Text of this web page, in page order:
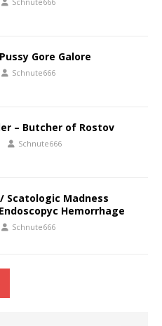
Gore Galore
Schnute666
‎– Butcher of Rostov
Schnute666
Scatologic Madness
Hemorrhage
Schnute666